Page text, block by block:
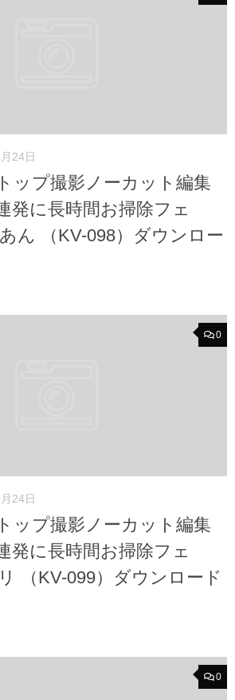
24日
ップ撮影ノーカット編集
発に長時間お掃除フェ
ん （KV-098）ダウンロー
0
24日
ップ撮影ノーカット編集
発に長時間お掃除フェ
（KV-099）ダウンロード
0